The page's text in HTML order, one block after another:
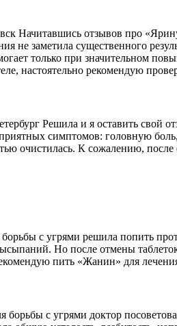
Начитавшись отзывов про
не заметила существенного
только при значительном
настоятельно рекомендую
Решила и я оставить
симптомов: головную
очистилась. К сожалению,
с угрями решила попить
Но после отмены
пить «Жанин» для
с угрями доктор